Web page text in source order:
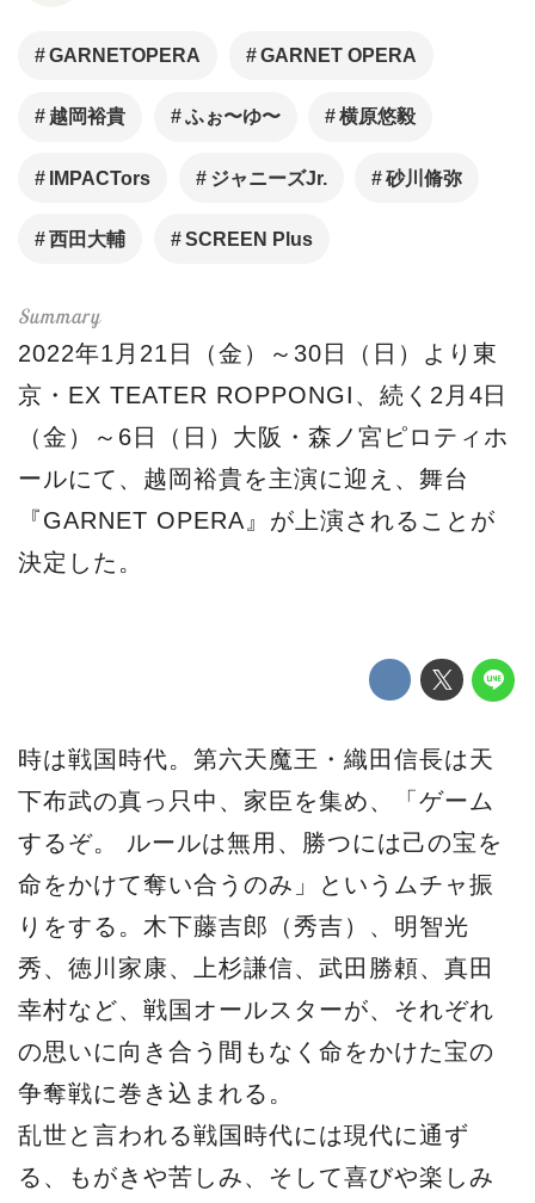
GARNETOPERA GARNET OPERA
越岡裕貴 ふぉ〜ゆ〜 横原悠毅
IMPACTors ジャニーズJr. 砂川脩弥
西田大輔 SCREEN Plus
2022年1月21日（金）～30日（日）より東
京・EX TEATER ROPPONGI、続く2月4日
（金）～6日（日）大阪・森ノ宮ピロティホ
ールにて、越岡裕貴を主演に迎え、舞台
『GARNET OPERA』が上演されることが
決定した。
時は戦国時代。第六天魔王・織田信長は天
下布武の真っ只中、家臣を集め、「ゲーム
するぞ。 ルールは無用、勝つには己の宝を
命をかけて奪い合うのみ」というムチャ振
りをする。木下藤吉郎（秀吉）、明智光
秀、徳川家康、上杉謙信、武田勝頼、真田
幸村など、戦国オールスターが、それぞれ
の思いに向き合う間もなく命をかけた宝の
争奪戦に巻き込まれる。
乱世と言われる戦国時代には現代に通ず
る、もがきや苦しみ、そして喜びや楽しみ